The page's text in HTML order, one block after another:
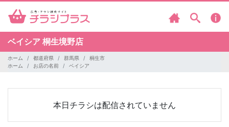
ベイシア 桐生境野店
ホーム 都道府県 群馬県
桐生市
ホーム
お店の名前 ベイシア
本日チラシは配信されていません